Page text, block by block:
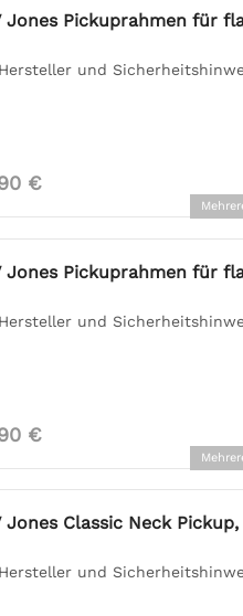
Jones Pickuprahmen für
und
€
Jones Pickuprahmen für
und
€
Jones Classic Neck
und